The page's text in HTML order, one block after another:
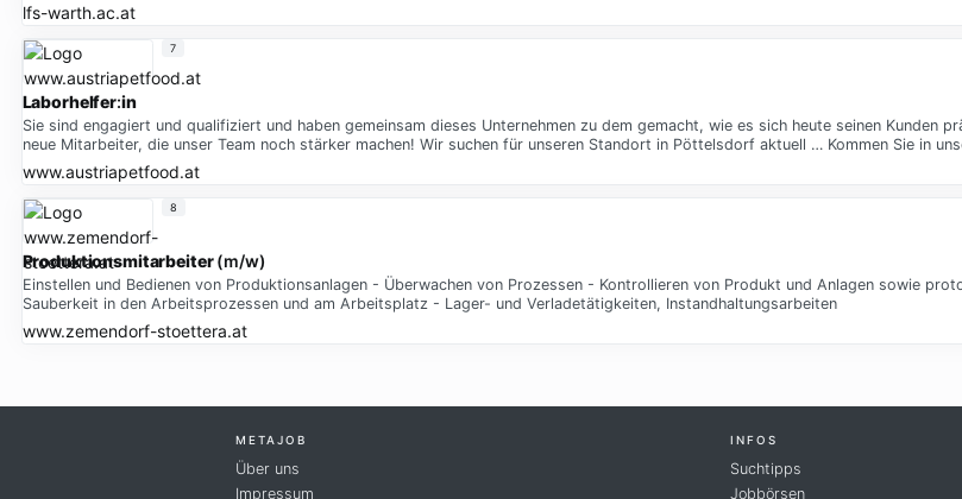
lfs-warth.ac.at
Laborhelfer:in
Sie sind engagiert und qualifiziert und haben gemeinsam dieses Unternehmen zu dem gemacht, wie es sich heute seinen Kunden
neue Mitarbeiter, die unser Team noch stärker machen! Wir suchen für unseren Standort in Pöttelsdorf aktuell … Kommen Sie in
www.austriapetfood.at
7
Produktionsmitarbeiter(m/w)
Einstellen und Bedienen von Produktionsanlagen - Überwachen von Prozessen - Kontrollieren von Produkt und Anlagen sowie
Sauberkeit in den Arbeitsprozessen und am Arbeitsplatz - Lager- und Verladetätigkeiten, Instandhaltungsarbeiten
www.zemendorf-stoettera.at
8
METAJOB
Über uns
Impressum
INFOS
Suchtipps
Jobbörsen